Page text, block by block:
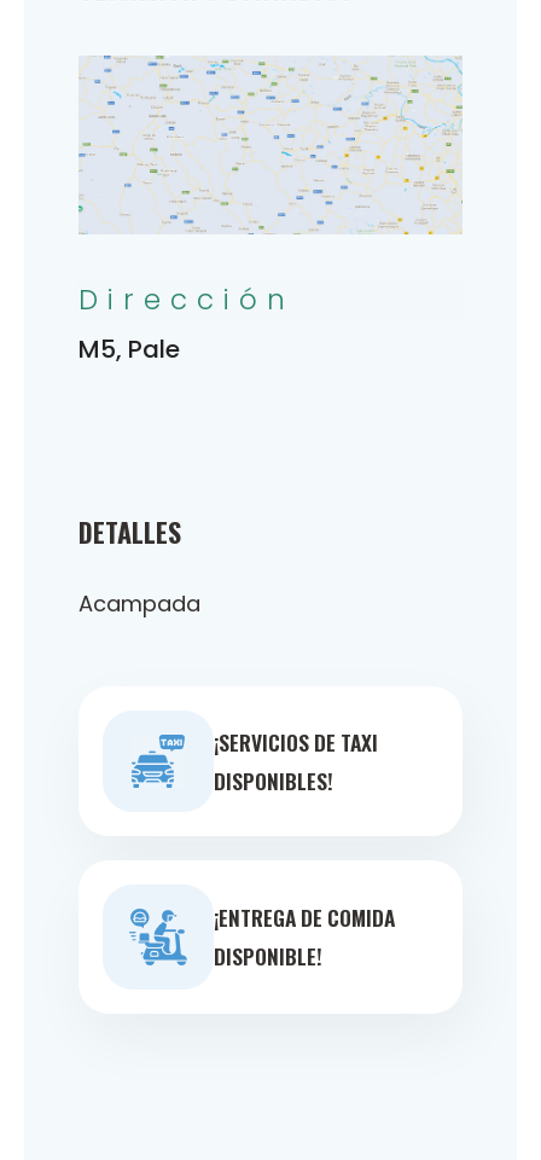
DETALLES
Acampada
¡SERVICIOS DE TAXI
DISPONIBLES!
¡ENTREGA DE COMIDA
DISPONIBLE!
Dirección
M5, Pale